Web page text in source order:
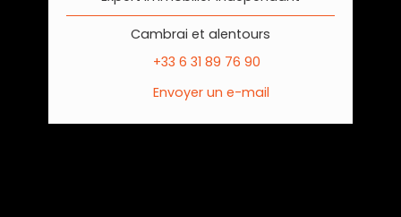
Cambrai et alentours
+33 6 31 89 76 90
Envoyer un e-mail